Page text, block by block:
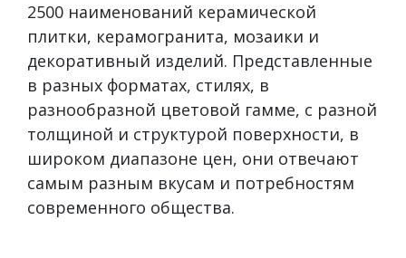
2500 наименований керамической
плитки, керамогранита, мозаики и
декоративный изделий. Представленные
в разных форматах, стилях, в
разнообразной цветовой гамме, с разной
толщиной и структурой поверхности, в
широком диапазоне цен, они отвечают
самым разным вкусам и потребностям
современного общества.